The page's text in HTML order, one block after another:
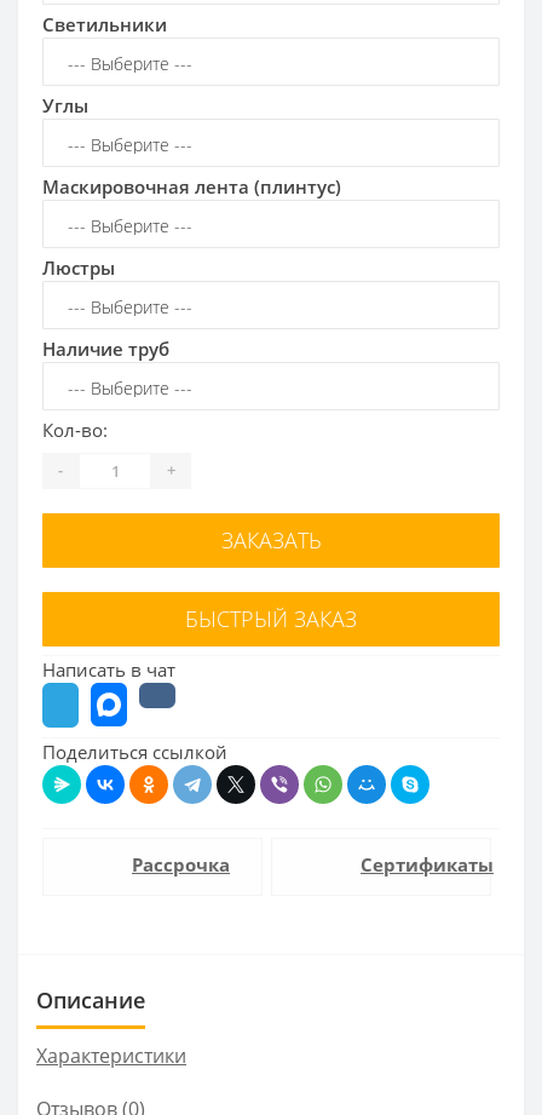
Светильники
Углы
Маскировочная лента (плинтус)
Люстры
Наличие труб
Кол-во:
- +
ЗАКАЗАТЬ
БЫСТРЫЙ ЗАКАЗ
Написать в чат
Поделиться ссылкой
Рассрочка Сертификаты
Описание
Характеристики
Отзывов (0)